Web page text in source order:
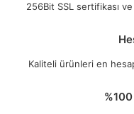
256Bit SSL sertifikası
Kaliteli ürünleri en